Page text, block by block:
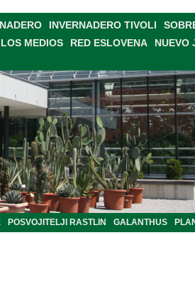
INVERNADERO TIVOLI
MEDIOS RED ESLOVENA NUEVO
POSVOJITELJI RASTLIN GALANTHUS